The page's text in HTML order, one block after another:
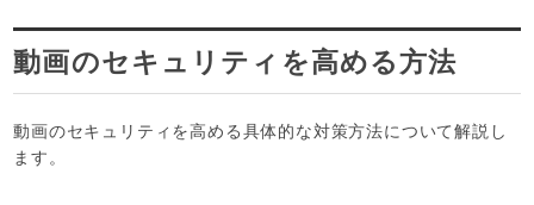
動画のセキュリティを高める方法
動画のセキュリティを高める具体的な対策方法について解説し
ます。